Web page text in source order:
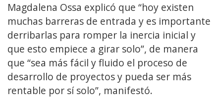
Magdalena Ossa explicó que “hoy existen
muchas barreras de entrada y es importante
derribarlas para romper la inercia inicial y
que esto empiece a girar solo”, de manera
que “sea más fácil y fluido el proceso de
desarrollo de proyectos y pueda ser más
rentable por sí solo”, manifestó.